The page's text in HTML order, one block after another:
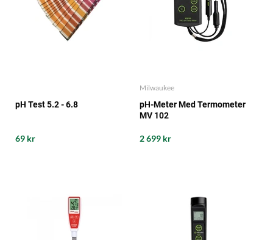
pH Test 5.2 - 6.8
69 kr
Milwaukee
pH-Meter Med Termometer
MV 102
2 699 kr